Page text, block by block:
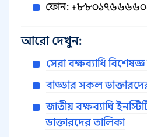
ফোন:
আরো দেখুন:
সেরা বক্ষব্যাধি
বাড্ডার সকল
জাতীয় বক্ষব্যাধি
ডাক্তারদের তালিকা